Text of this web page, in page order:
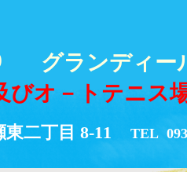
グランディー
びオ－トテニス
東二丁目 8-11 TEL